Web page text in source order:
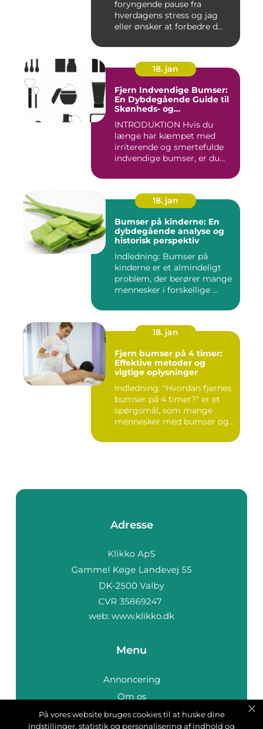
foryngende pause fra
hverdagens stress og jag
eller ønsker at forbedre d...
18. jan
Fjern Indvendige Bumser:
En Dybdegående Guide til
Skønheds- og
INTRODUKTION Hvis du
længe har kæmpet med
irriterende og smertefulde
indvendige bumser, er du
18. jan
Bumser på kinderne: En
dybdegående analyse og
historisk perspektiv
Indledning: Bumser på
kinderne er et almindeligt
problem, der berører mange
mennesker i forskellige ...
18. jan
Fjern bumser på 4 timer:
Effektive metoder og
vigtige oplysninger
Indledning: "Hvordan fjernes
bumser på 4 timer?" er et
spørgsmål, som mange
mennesker med bumser og...
Adresse
web: www.klikko.dk
Menu
Annoncering
Om os
Cookies
På vores website bruges cookies til at huske dine
indstillinger, statistik og personalisering af indhold og